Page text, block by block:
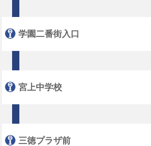
学園二番街入口
宮上中学校
三徳プラザ前